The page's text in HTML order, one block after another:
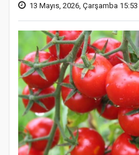
13 Mayıs, 2026, Çarşamba 15:53